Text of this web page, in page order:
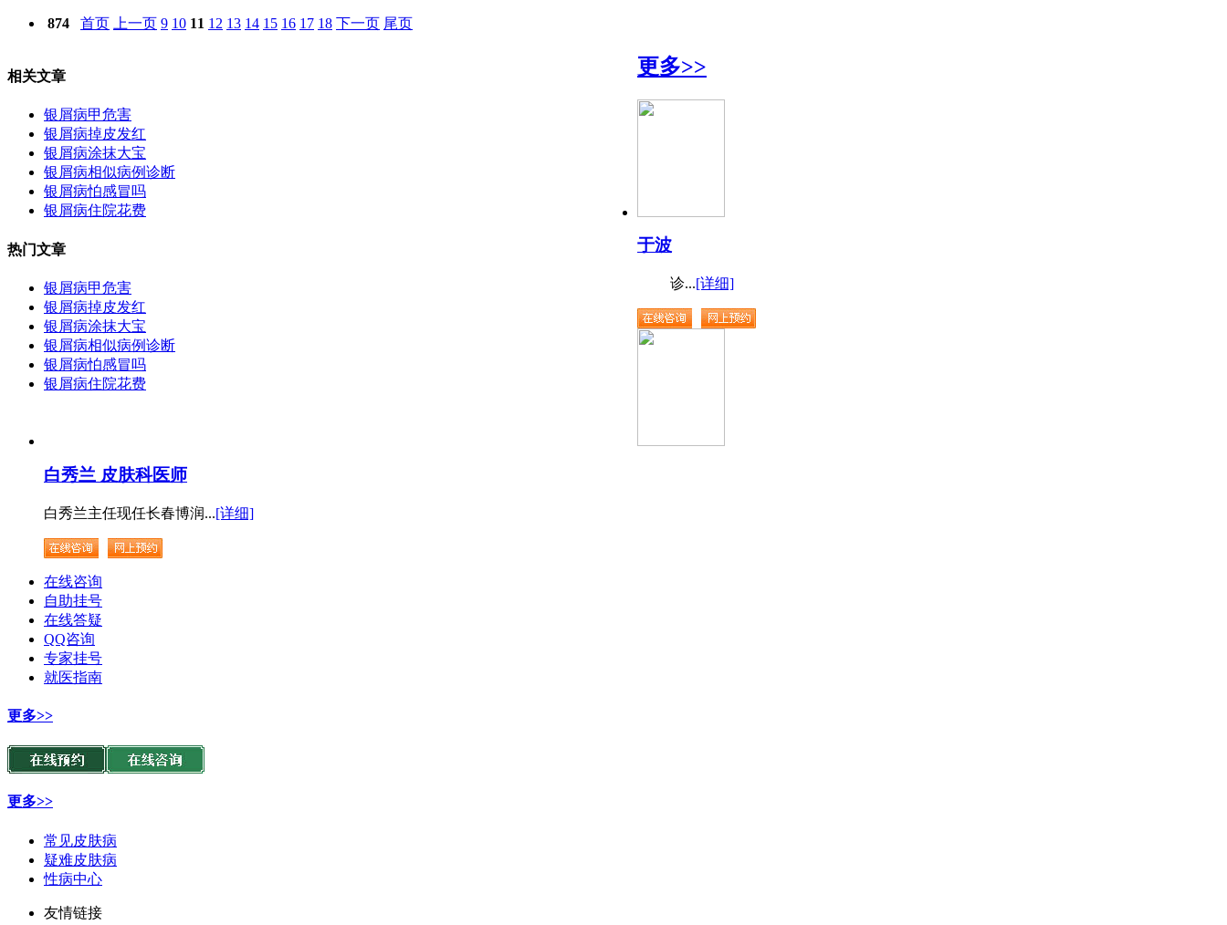
874 首页 上一页 9 10 11 12 13 14 15 16 17 18 下一页 尾页
相关文章
银屑病甲危害
银屑病掉皮发红
银屑病涂抹大宝
银屑病相似病例诊断
银屑病怕感冒吗
银屑病住院花费
热门文章
银屑病甲危害
银屑病掉皮发红
银屑病涂抹大宝
银屑病相似病例诊断
银屑病怕感冒吗
银屑病住院花费
更多>>
于波
诊...[详细]
白秀兰 皮肤科医师
白秀兰主任现任长春博润...[详细]
在线咨询
自助挂号
在线答疑
QQ咨询
专家挂号
就医指南
更多>>
更多>>
常见皮肤病
疑难皮肤病
性病中心
友情链接